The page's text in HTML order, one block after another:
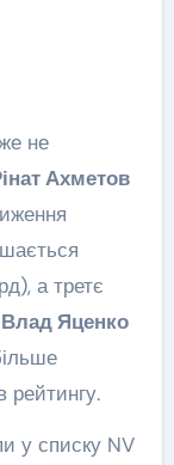
не
Ахметов
а третє
Влад Яценко
рейтингу.
у списку NV